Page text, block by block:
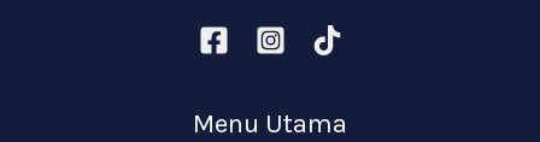
Menu Utama